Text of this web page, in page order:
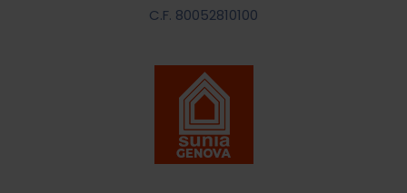
C.F. 80052810100